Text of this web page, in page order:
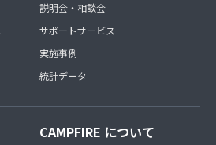
説明会・相談会
サポートサービス
実施事例
統計データ
CAMPFIRE について